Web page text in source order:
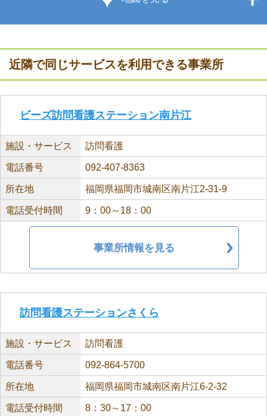
近隣で同じサービスを利用できる事業所
ビーズ訪問看護ステーション南片江
施設・サービス 訪問看護
電話番号 092-407-8363
所在地 福岡県福岡市城南区南片江2-31-9
電話受付時間 9：00～18：00
事業所情報を見る
訪問看護ステーションさくら
施設・サービス 訪問看護
電話番号 092-864-5700
所在地 福岡県福岡市城南区南片江6-2-32
電話受付時間 8：30～17：00